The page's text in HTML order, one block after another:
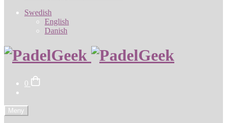
Swedish
English
Danish
0
Meny